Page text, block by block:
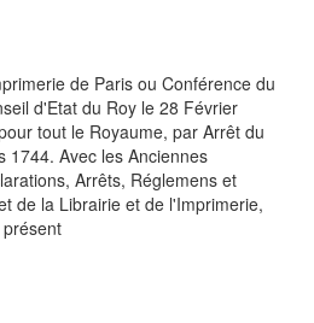
de Paris ou Conférence du
d'Etat du Roy le 28 Février
tout le Royaume, par Arrêt du
1744. Avec les Anciennes
Arrêts, Réglemens et
de la Librairie et de l'Imprimerie,